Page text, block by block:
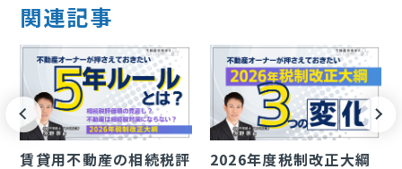
関連記事
賃貸用不動産の相続税評
2026年度税制改正大綱